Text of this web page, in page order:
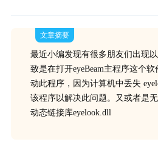
文章摘要
最近小编发现有很多朋友们出现
致是在打开eyeBeam主程序这个
动此程序，因为计算机中丢失
该程序以解决此问题。又或者是
动态链接库eyelook.dll